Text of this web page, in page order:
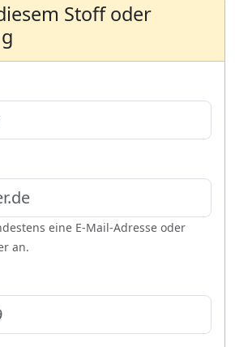
Stoff oder
eine E-Mail-Adresse oder
an.